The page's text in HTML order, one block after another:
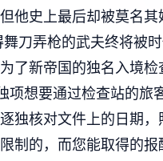
他史上最后却被莫名
刀弄枪的武夫终将被
了新帝国的独名入境
想要通过检查站的旅
独核对文件上的日期
制的，而您能取得的